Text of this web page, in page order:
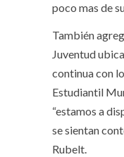
poco mas de
También
Juventud
continua con
Estudiantil
“estamos a
se sientan
Rubelt.